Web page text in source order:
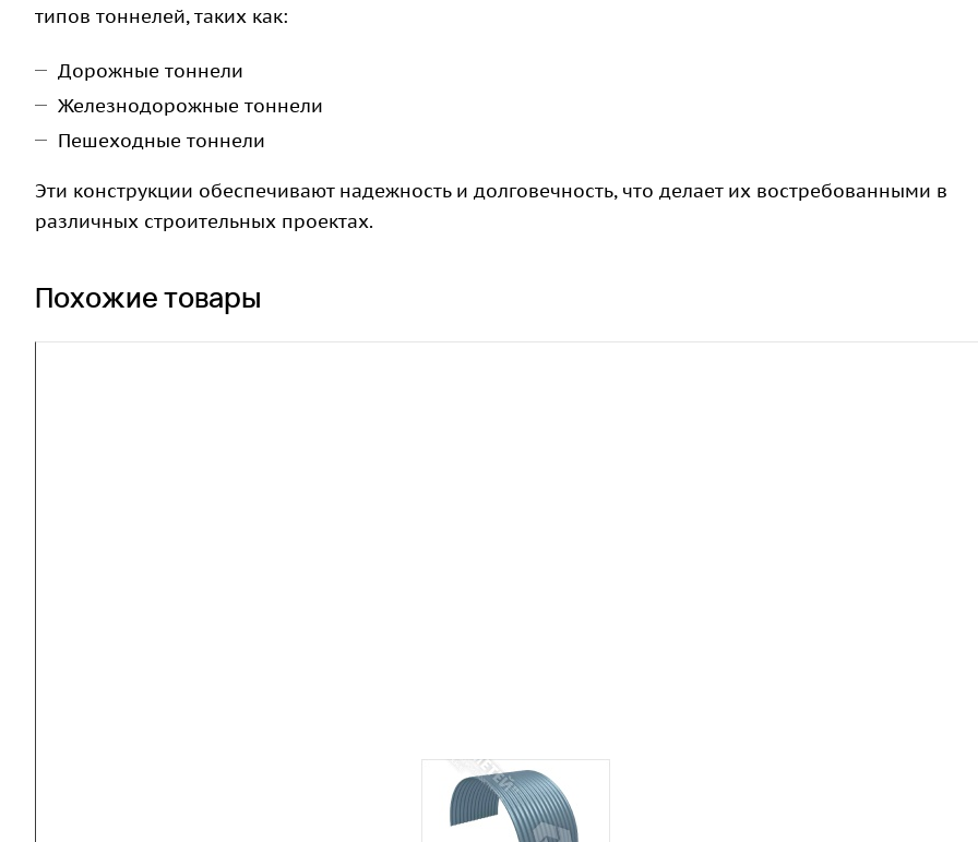
типов тоннелей, таких как:
Дорожные тоннели
Железнодорожные тоннели
Пешеходные тоннели
Эти конструкции обеспечивают надежность и долговечность, что делает их востребованными в
различных строительных проектах.
Похожие товары